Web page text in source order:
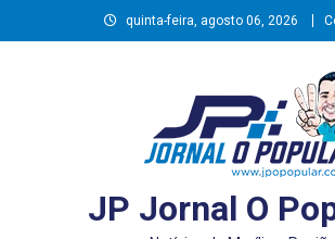
to
quinta-feira, agosto 06, 2026
JP Jornal O